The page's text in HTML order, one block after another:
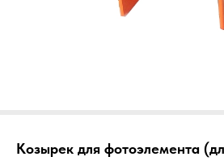
Козырек для фотоэлемента